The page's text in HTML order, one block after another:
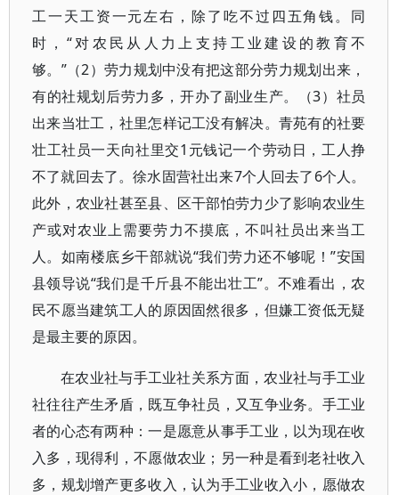
工一天工资一元左右，除了吃不过四五角钱。同
时，“对农民从人力上支持工业建设的教育不
够。”（2）劳力规划中没有把这部分劳力规划出来，
有的社规划后劳力多，开办了副业生产。（3）社员
出来当壮工，社里怎样记工没有解决。青苑有的社要
壮工社员一天向社里交1元钱记一个劳动日，工人挣
不了就回去了。徐水固营社出来7个人回去了6个人。
此外，农业社甚至县、区干部怕劳力少了影响农业生
产或对农业上需要劳力不摸底，不叫社员出来当工
人。如南楼底乡干部就说“我们劳力还不够呢！”安国
县领导说“我们是千斤县不能出壮工”。不难看出，农
民不愿当建筑工人的原因固然很多，但嫌工资低无疑
是最主要的原因。
在农业社与手工业社关系方面，农业社与手工业
社往往产生矛盾，既互争社员，又互争业务。手工业
者的心态有两种：一是愿意从事手工业，以为现在收
入多，现得利，不愿做农业；另一种是看到老社收入
多，规划增产更多收入，认为手工业收入小，愿做农